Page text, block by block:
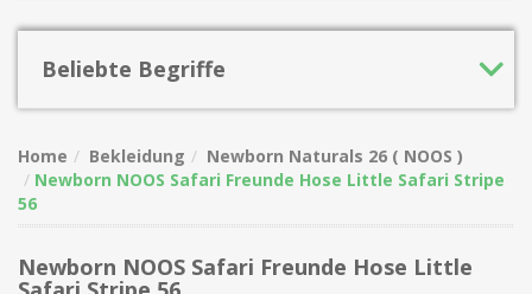
Beliebte Begriffe
Home Bekleidung
Newborn Naturals 26 ( NOOS )
Newborn NOOS Safari Freunde Hose Little Safari Stripe
56
Newborn NOOS Safari Freunde Hose Little